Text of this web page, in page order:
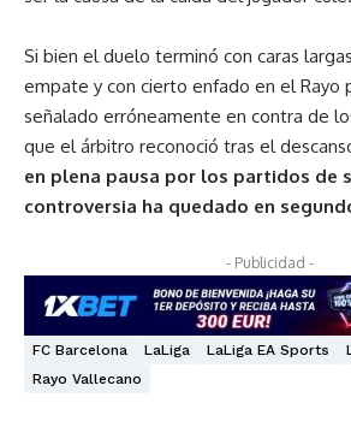
Si bien el duelo terminó con caras
empate y con cierto enfado en el Rayo
señalado erróneamente en contra de
que el árbitro reconoció tras el
en plena pausa por los partidos de
controversia ha quedado en
- Publicidad -
FC Barcelona LaLiga LaLiga EA Sports
Rayo Vallecano